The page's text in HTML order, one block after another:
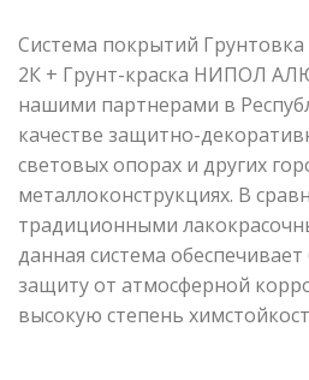
Система покрытий
2К + Грунт-краска НИПОЛ
нашими партнерами в
качестве защитно-
световых опорах и других
металлоконструкциях. В
традиционными
данная система
защиту от атмосферной
высокую степень